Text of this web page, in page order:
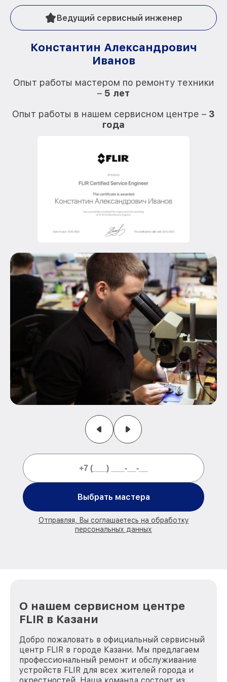
Ведущий сервисный инженер
Константин Александрович
Иванов
Опыт работы мастером по ремонту техники
– 5 лет
Опыт работы в нашем сервисном центре – 3
года
Выбрать мастера
Отправляя, Вы соглашаетесь на обработку
персональных данных
О нашем сервисном центре
FLIR в Казани
Добро пожаловать в официальный сервисный
центр FLIR в городе Казани. Мы предлагаем
профессиональный ремонт и обслуживание
устройств FLIR для всех жителей города и